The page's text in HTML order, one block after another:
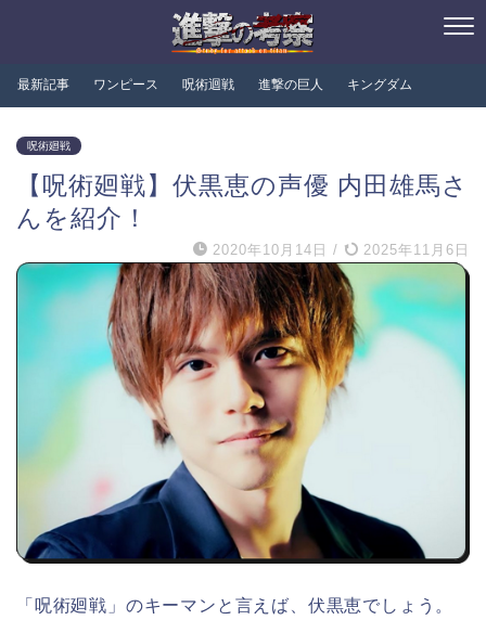
最新記事 ワンピース 呪術迴戦 進撃の巨人 キングダム
呪術廻戦
【呪術廻戦】伏黒恵の声優 内田雄馬さ
んを紹介！
2020年10月14日 / 2025年11月6日
「呪術廻戦」のキーマンと言えば、伏黒恵でしょう。